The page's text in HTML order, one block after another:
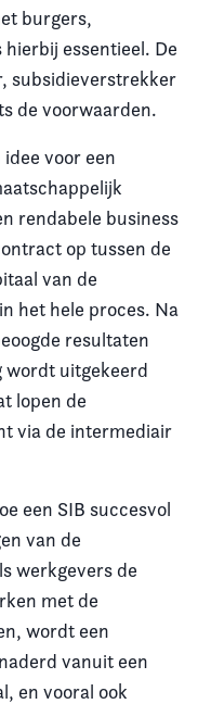
burgers,
essentieel. De
subsidieverstrekker
de voorwaarden.
voor een
rendabele business
op tussen de
van de
het hele proces. Na
resultaten
wordt uitgekeerd
lopen de
via de intermediair
een SIB succesvol
van de
werkgevers de
met de
wordt een
vanuit een
en vooral ook